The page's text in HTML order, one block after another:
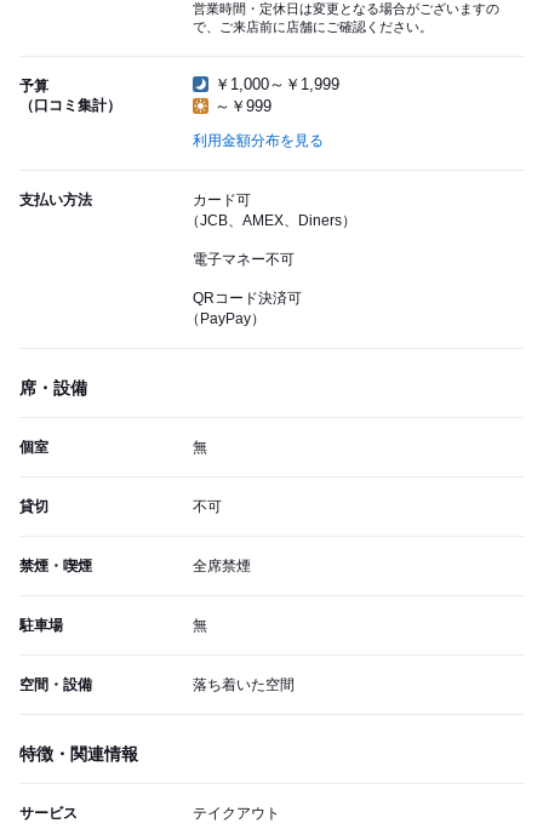
営業時間・定休日は変更となる場合がございますの
で、ご来店前に店舗にご確認ください。
予算
（口コミ集計）
￥1,000～￥1,999
～￥999
利用金額分布を見る
支払い方法
カード可
（JCB、AMEX、Diners）
電子マネー不可
QRコード決済可
（PayPay）
席・設備
個室 無
貸切 不可
禁煙・喫煙 全席禁煙
駐車場 無
空間・設備 落ち着いた空間
特徴・関連情報
サービス テイクアウト